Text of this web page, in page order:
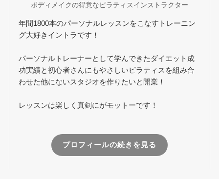
ボディメイクの得意なピラティスインストラクター
年間1800本のパーソナルレッスンをこなすトレーニン
グ大好きイントラです！
パーソナルトレーナーとして学んできたダイエット成
功実績と初心者さんにもやさしいピラティスを組み合
わせた他にないスタジオを作りたいと開業！
レッスンは楽しく真剣にがモットーです！
プロフィールの続きを見る